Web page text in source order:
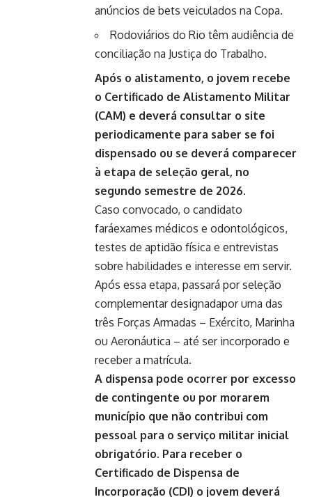
anúncios de bets veiculados na Copa.
Rodoviários do Rio têm audiência de
conciliação na Justiça do Trabalho.
Após o alistamento, o jovem recebe
o Certificado de Alistamento Militar
(CAM) e deverá consultar o site
periodicamente para saber se foi
dispensado ou se deverá comparecer
à etapa de seleção geral, no
segundo semestre de 2026.
Caso convocado, o candidato
faráexames médicos e odontológicos,
testes de aptidão física e entrevistas
sobre habilidades e interesse em servir.
Após essa etapa, passará por seleção
complementar designadapor uma das
três Forças Armadas – Exército, Marinha
ou Aeronáutica – até ser incorporado e
receber a matrícula.
A dispensa pode ocorrer por excesso
de contingente ou por morarem
município que não contribui com
pessoal para o serviço militar inicial
obrigatório. Para receber o
Certificado de Dispensa de
Incorporação (CDI) o jovem deverá